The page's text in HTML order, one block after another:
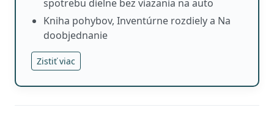
spotrebu dielne bez viazania na auto
Kniha pohybov, Inventúrne rozdiely a Na
doobjednanie
Zistiť viac